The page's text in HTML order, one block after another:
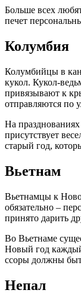
Больше всех
печет
Колумбия
Колумбийцы в
кукол. Кукол-
привязывают к
отправляются по
На
присутствует
старый год,
Вьетнам
Вьетнамцы к
обязательно –
принято дарить
Во Вьетнаме
Новый год
ссоры должны
Непал